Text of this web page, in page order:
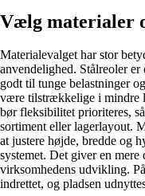
Vælg materialer
Materialevalget har stor
anvendelighed. Stålreoler
godt til tunge belastninger
være tilstrækkelige i mindre
bør fleksibilitet prioriteres,
sortiment eller lagerlayout.
at justere højde, bredde og
systemet. Det giver en
virksomhedens udvikling.
indrettet, og pladsen